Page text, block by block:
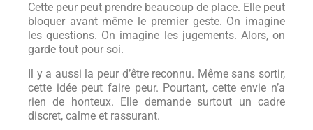
Cette peur peut prendre beaucoup de place. Elle peut
bloquer avant même le premier geste. On imagine
les questions. On imagine les jugements. Alors, on
garde tout pour soi.
Il y a aussi la peur d’être reconnu. Même sans sortir,
cette idée peut faire peur. Pourtant, cette envie n’a
rien de honteux. Elle demande surtout un cadre
discret, calme et rassurant.